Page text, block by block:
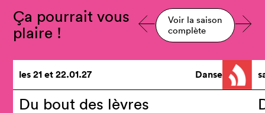
Ça pourrait vous
plaire !
Voir la saison
complète
les21et22.01.27 Danse
Du bout des lèvres